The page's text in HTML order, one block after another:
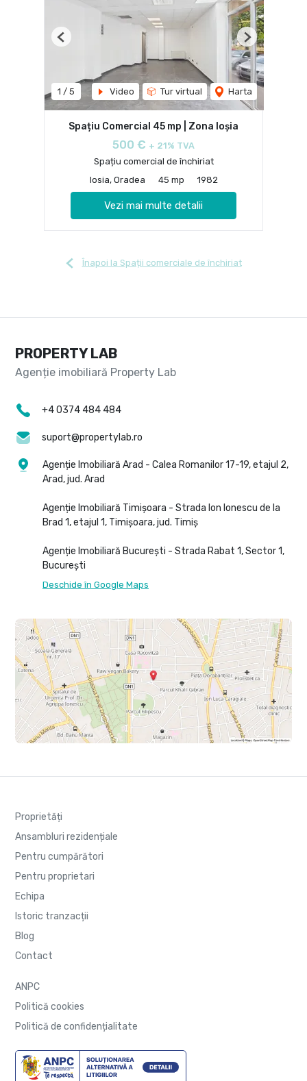
1 / 5 Video Tur virtual Harta
Previous Next
Spațiu Comercial 45 mp | Zona Ioșia
500 € + 21% TVA
Spațiu comercial de închiriat
Iosia, Oradea
45 mp 1982
Vezi mai multe detalii
Înapoi la Spații comerciale de închiriat
PROPERTY LAB
+4 0374 484 484
suport@propertylab.ro
Agenție Imobiliară Arad - Calea Romanilor 17-19, etajul 2,
Arad, jud. Arad
Agenție Imobiliară Timișoara - Strada Ion Ionescu de la
Brad 1, etajul 1, Timișoara, jud. Timiș
Agenție Imobiliară București - Strada Rabat 1, Sector 1,
București
Deschide în Google Maps
Proprietăți
Ansambluri rezidențiale
Pentru cumpărători
Pentru proprietari
Echipa
Istoric tranzacții
Blog
Contact
ANPC
Politică cookies
Politică de confidențialitate